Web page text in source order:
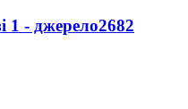
1 - джерело2682